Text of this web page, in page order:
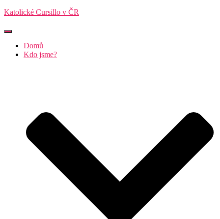
Katolické Cursillo v ČR
Přepnout
navigaciDomů
Kdo jsme?